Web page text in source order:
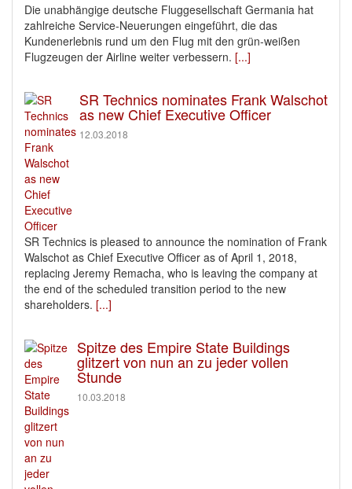
Die unabhängige deutsche Fluggesellschaft Germania hat
zahlreiche Service-Neuerungen eingeführt, die das
Kundenerlebnis rund um den Flug mit den grün-weißen
Flugzeugen der Airline weiter verbessern. [...]
SR Technics nominates Frank Walschot
as new Chief Executive Officer
12.03.2018
SR Technics is pleased to announce the nomination of Frank
Walschot as Chief Executive Officer as of April 1, 2018,
replacing Jeremy Remacha, who is leaving the company at
the end of the scheduled transition period to the new
shareholders. [...]
Spitze des Empire State Buildings
glitzert von nun an zu jeder vollen
Stunde
10.03.2018